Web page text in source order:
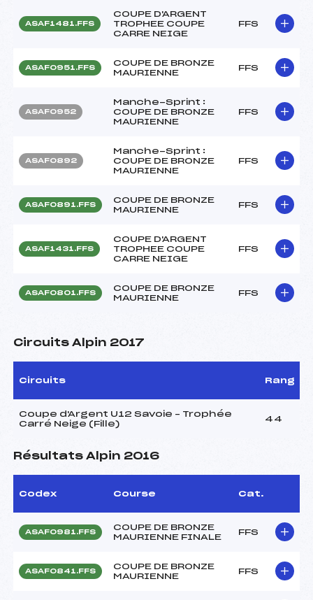
ASAF1481.FFS
COUPE D'ARGENT
TROPHEE COUPE
CARRE NEIGE
FFS
ASAF0951.FFS
COUPE DE BRONZE
MAURIENNE
FFS
ASAF0952
Manche-Sprint :
COUPE DE BRONZE
MAURIENNE
FFS
ASAF0892
Manche-Sprint :
COUPE DE BRONZE
MAURIENNE
FFS
ASAF0891.FFS
COUPE DE BRONZE
MAURIENNE
FFS
ASAF1431.FFS
COUPE D'ARGENT
TROPHEE COUPE
CARRE NEIGE
FFS
ASAF0801.FFS
COUPE DE BRONZE
MAURIENNE
FFS
Circuits Alpin 2017
Circuits Rang
Coupe d'Argent U12 Savoie – Trophée
Carré Neige (Fille)
44
Résultats Alpin 2016
Codex Course Cat.
ASAF0981.FFS
COUPE DE BRONZE
MAURIENNE FINALE
FFS
ASAF0841.FFS
COUPE DE BRONZE
MAURIENNE
FFS